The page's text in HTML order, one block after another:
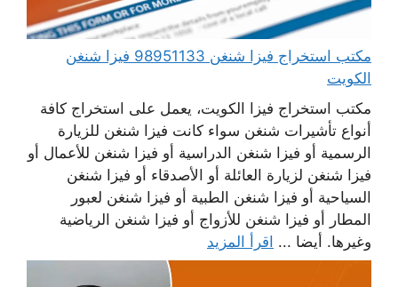
مكتب استخراج فيزا شنغن 98951133 فيزا شنغن
الكويت
مكتب استخراج فيزا الكويت، يعمل على استخراج كافة
أنواع تأشيرات شنغن سواء كانت فيزا شنغن للزيارة
الرسمية أو فيزا شنغن الدراسية أو فيزا شنغن للأعمال أو
فيزا شنغن لزيارة العائلة أو الأصدقاء أو فيزا شنغن
السياحية أو فيزا شنغن الطبية أو فيزا شنغن لعبور
المطار أو فيزا شنغن للأزواج أو فيزا شنغن الرياضية
وغيرها. أيضا ... اقرأ المزيد